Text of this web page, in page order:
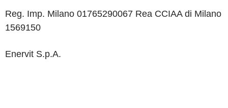
Reg. Imp. Milano 01765290067 Rea CCIAA di Milano
1569150
Enervit S.p.A.